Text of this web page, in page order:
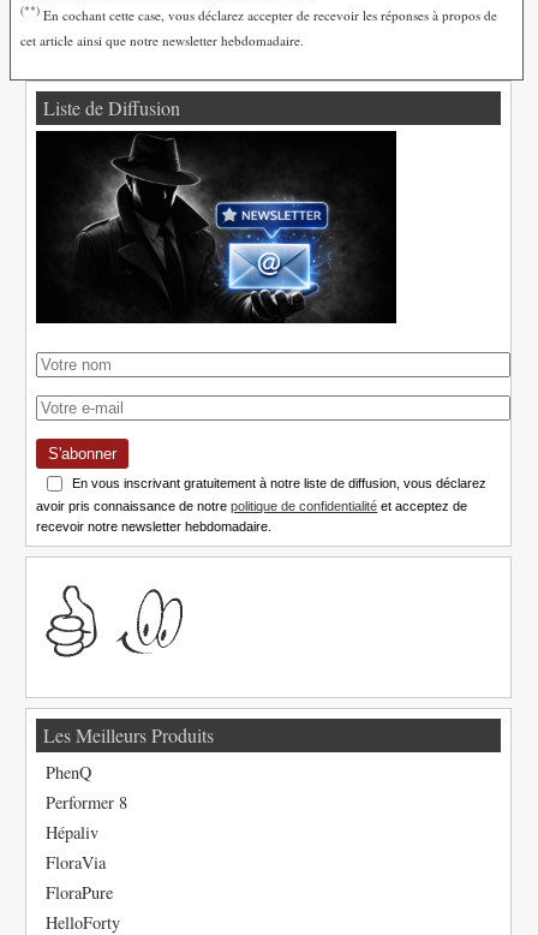
(**) En cochant cette case, vous déclarez accepter de recevoir les réponses à propos de
cet article ainsi que notre newsletter hebdomadaire.
Liste de Diffusion
S'abonner
En vous inscrivant gratuitement à notre liste de diffusion, vous déclarez
avoir pris connaissance de notrepolitique de confidentialité et acceptez de
recevoir notre newsletter hebdomadaire.
Les Meilleurs Produits
PhenQ
Performer 8
Hépaliv
FloraVia
FloraPure
HelloForty